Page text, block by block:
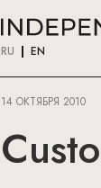
RU EN
14 ОКТЯБРЯ 2010